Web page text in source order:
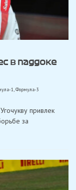
в паддоке
1,Формула-3
привлек
за